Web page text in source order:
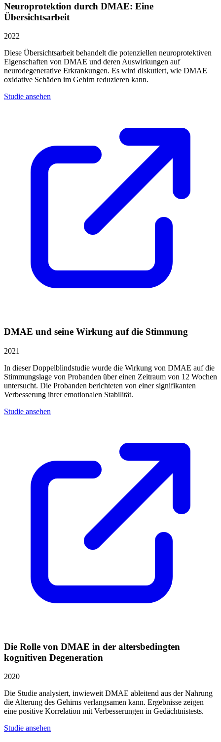
Neuroprotektion durch DMAE: Eine
Übersichtsarbeit
2022
Diese Übersichtsarbeit behandelt die potenziellen neuroprotektiven
Eigenschaften von DMAE und deren Auswirkungen auf
neurodegenerative Erkrankungen. Es wird diskutiert, wie DMAE
oxidative Schäden im Gehirn reduzieren kann.
Studie ansehen
DMAE und seine Wirkung auf die Stimmung
2021
In dieser Doppelblindstudie wurde die Wirkung von DMAE auf die
Stimmungslage von Probanden über einen Zeitraum von 12 Wochen
untersucht. Die Probanden berichteten von einer signifikanten
Verbesserung ihrer emotionalen Stabilität.
Studie ansehen
Die Rolle von DMAE in der altersbedingten
kognitiven Degeneration
2020
Die Studie analysiert, inwieweit DMAE ableitend aus der Nahrung
die Alterung des Gehirns verlangsamen kann. Ergebnisse zeigen
eine positive Korrelation mit Verbesserungen in Gedächtnistests.
Studie ansehen